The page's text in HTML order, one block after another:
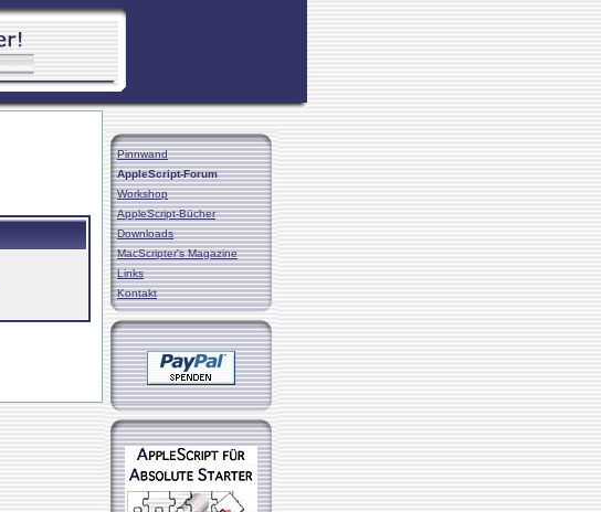
Pinnwand
AppleScript-Forum
Workshop
AppleScript-Bücher
Downloads
MacScripter's Magazine
Links
Kontakt